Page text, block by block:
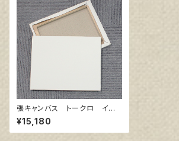
張キャンバス トークロ イエ
ロー 40号
¥15,180